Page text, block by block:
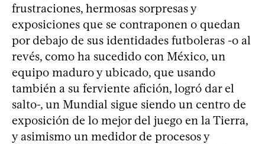
frustraciones, hermosas sorpresas y
exposiciones que se contraponen o quedan
por debajo de sus identidades futboleras -o al
revés, como ha sucedido con México, un
equipo maduro y ubicado, que usando
también a su ferviente afición, logró dar el
salto-, un Mundial sigue siendo un centro de
exposición de lo mejor del juego en la Tierra,
y asimismo un medidor de procesos y